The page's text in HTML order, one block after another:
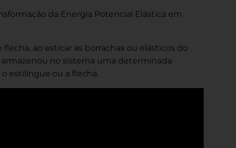
da Energia Potencial Elástica em
ao esticar as borrachas ou elásticos do
no sistema uma determinada
estilingue ou a flecha.